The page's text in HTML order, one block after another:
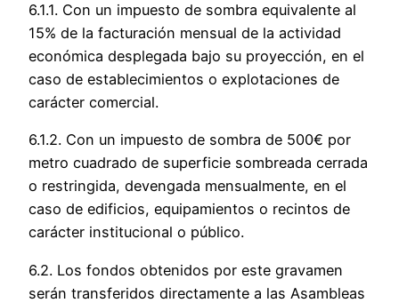
6.1.1. Con un impuesto de sombra equivalente al
15% de la facturación mensual de la actividad
económica desplegada bajo su proyección, en el
caso de establecimientos o explotaciones de
carácter comercial.
6.1.2. Con un impuesto de sombra de 500€ por
metro cuadrado de superficie sombreada cerrada
o restringida, devengada mensualmente, en el
caso de edificios, equipamientos o recintos de
carácter institucional o público.
6.2. Los fondos obtenidos por este gravamen
serán transferidos directamente a las Asambleas